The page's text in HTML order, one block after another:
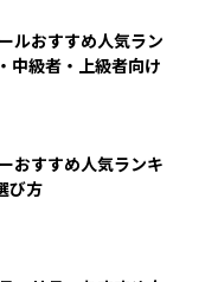
ルおすすめ人気ラン
中級者・上級者向け
おすすめ人気ランキ
び方